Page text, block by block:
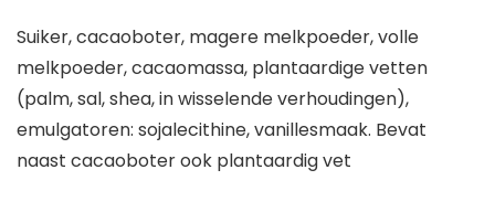
Suiker, cacaoboter, magere melkpoeder, volle
melkpoeder, cacaomassa, plantaardige vetten
(palm, sal, shea, in wisselende verhoudingen),
emulgatoren: sojalecithine, vanillesmaak. Bevat
naast cacaoboter ook plantaardig vet